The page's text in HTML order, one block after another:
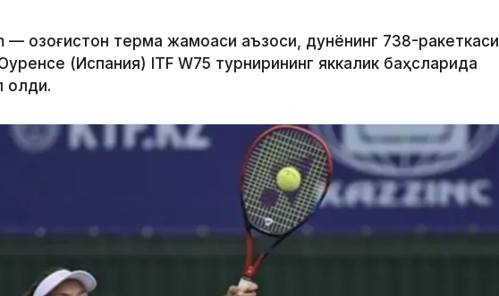
— Қозоғистон терма жамоаси аъзоси, дунёнинг 738-ракеткаси
(Испания) ITF W75 турнирининг яккалик баҳсларида
олди.